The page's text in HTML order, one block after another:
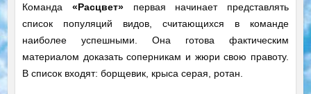
Команда «Расцвет»первая начинает представлять
список популяций видов, считающихся в команде
наиболее успешными. Она готова фактическим
материалом доказать соперникам и жюри свою правоту.
В список входят: борщевик, крыса серая, ротан.